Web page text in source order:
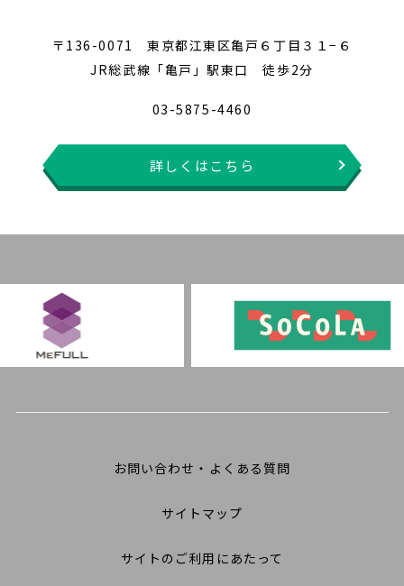
〒136-0071 東京都江東区亀戸６丁目３１−６
JR総武線「亀戸」駅東口 徒歩2分
03-5875-4460
詳しくはこちら
お問い合わせ・よくある質問
サイトマップ
サイトのご利用にあたって